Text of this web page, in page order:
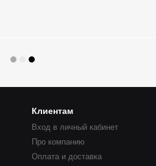
Клиентам
Вход в личный кабинет
Про компанию
Оплата и доставка